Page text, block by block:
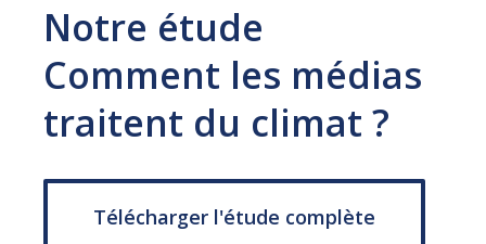
Notre étude
Comment les médias
traitent du climat ?
Télécharger l'étude complète